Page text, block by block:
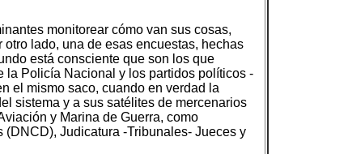
monitorear cómo van sus cosas,
lado, una de esas encuestas, hechas
está consciente que son los que
la Policía Nacional y los partidos políticos -
el mismo saco, cuando en verdad la
sistema y a sus satélites de mercenarios
y Marina de Guerra, como
Judicatura -Tribunales- Jueces y